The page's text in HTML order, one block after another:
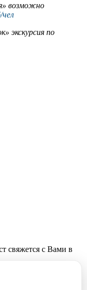
возможно
чел
экскурсия по
свяжется с Вами в